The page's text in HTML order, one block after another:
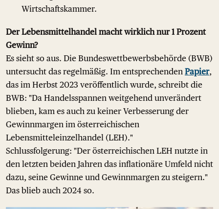
Wirtschaftskammer.
Der Lebensmittelhandel macht wirklich nur 1 Prozent
Gewinn?
Es sieht so aus. Die Bundeswettbewerbsbehörde (BWB)
untersucht das regelmäßig. Im entsprechenden Papier,
das im Herbst 2023 veröffentlich wurde, schreibt die
BWB: "Da Handelsspannen weitgehend unverändert
blieben, kam es auch zu keiner Verbesserung der
Gewinnmargen im österreichischen
Lebensmitteleinzelhandel (LEH)."
Schlussfolgerung: "Der österreichischen LEH nutzte in
den letzten beiden Jahren das inflationäre Umfeld nicht
dazu, seine Gewinne und Gewinnmargen zu steigern."
Das blieb auch 2024 so.